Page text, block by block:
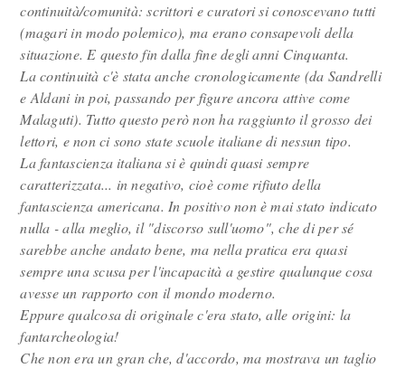
continuità/comunità: scrittori e curatori si conoscevano tutti
(magari in modo polemico), ma erano consapevoli della
situazione. E questo fin dalla fine degli anni Cinquanta.
La continuità c'è stata anche cronologicamente (da Sandrelli
e Aldani in poi, passando per figure ancora attive come
Malaguti). Tutto questo però non ha raggiunto il grosso dei
lettori, e non ci sono state scuole italiane di nessun tipo.
La fantascienza italiana si è quindi quasi sempre
caratterizzata... in negativo, cioè come rifiuto della
fantascienza americana. In positivo non è mai stato indicato
nulla - alla meglio, il "discorso sull'uomo", che di per sé
sarebbe anche andato bene, ma nella pratica era quasi
sempre una scusa per l'incapacità a gestire qualunque cosa
avesse un rapporto con il mondo moderno.
Eppure qualcosa di originale c'era stato, alle origini: la
fantarcheologia!
Che non era un gran che, d'accordo, ma mostrava un taglio